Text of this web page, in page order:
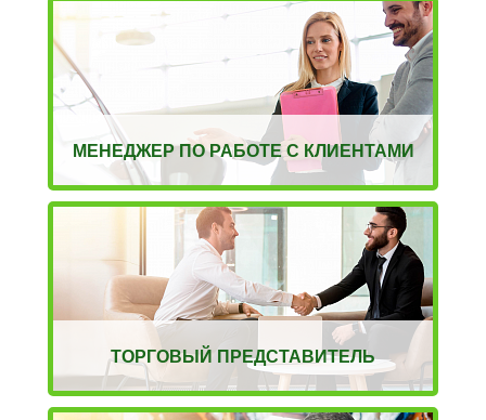
МЕНЕДЖЕР ПО РАБОТЕ С КЛИЕНТАМИ
ТОРГОВЫЙ ПРЕДСТАВИТЕЛЬ